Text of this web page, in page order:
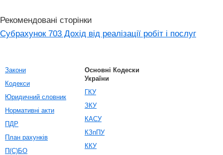
Рекомендовані сторінки
Субрахунок 703 Дохід від реалізації робіт і послуг
Закони
Кодекси
Юридичний словник
Нормативні акти
ПДР
План рахунків
П(С)БО
Основні Кодески
України
ГКУ
ЗКУ
КАСУ
КЗпПУ
ККУ